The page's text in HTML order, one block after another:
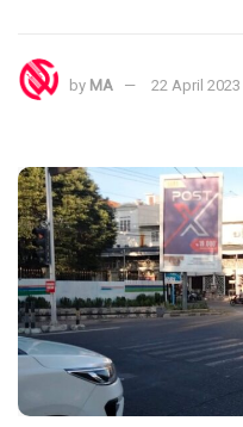
by MA 22 April 2023